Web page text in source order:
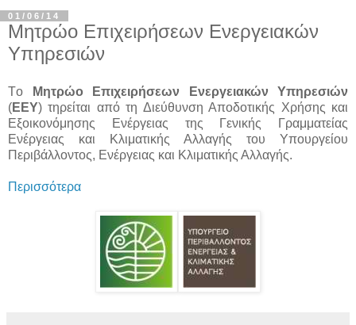
01/06/14
Μητρώο Επιχειρήσεων Ενεργειακών
Υπηρεσιών
Tο
Μητρώο Επιχειρήσεων Ενεργειακών Υπηρεσιών
(ΕΕΥ) τηρείται από τη Διεύθυνση Αποδοτικής Χρήσης και
Εξοικονόμησης Ενέργειας της Γενικής Γραμματείας
Ενέργειας και Κλιματικής Αλλαγής του Υπουργείου
Περιβάλλοντος, Ενέργειας και Κλιματικής Αλλαγής.
Περισσότερα